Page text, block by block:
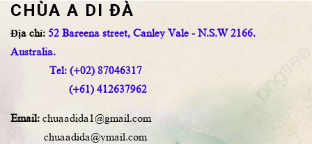
CHÙA A DI ĐÀ
Địa chỉ: 52 Bareena street, Canley Vale - N.S.W 2166.
Australia.
Tel: (+02) 87046317
(+61) 412637962
Email: chuaadida1@gmail.com
chuaadida@ymail.com